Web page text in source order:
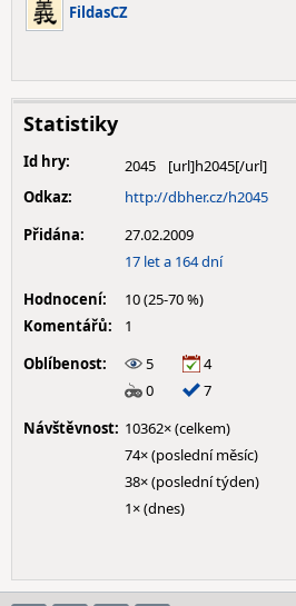
FildasCZ
Statistiky
Id hry:
2045
Odkaz:
http://dbher.cz/h2045
Přidána:
27.02.2009
17 let a 164 dní
Hodnocení:
10 (25-70 %)
Komentářů:
1
Oblíbenost:
5
4
0
7
Návštěvnost: 10362× (celkem)
74× (poslední měsíc)
38× (poslední týden)
1× (dnes)